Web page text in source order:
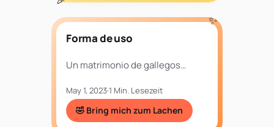
Forma de uso
Un matrimonio de gallegos…
May 1, 2023·1 Min. Lesezeit
🤣 Bring mich zum Lachen